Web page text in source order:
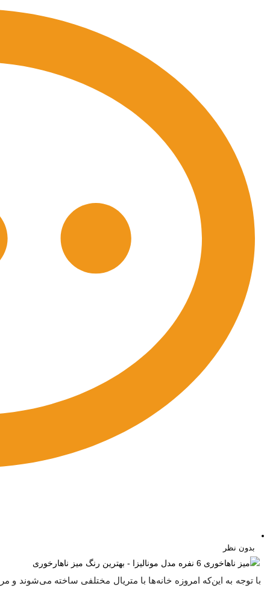
بدون نظر
با توجه به این‌که امروزه خانه‌ها با متریال مختلفی ساخته می‌شوند